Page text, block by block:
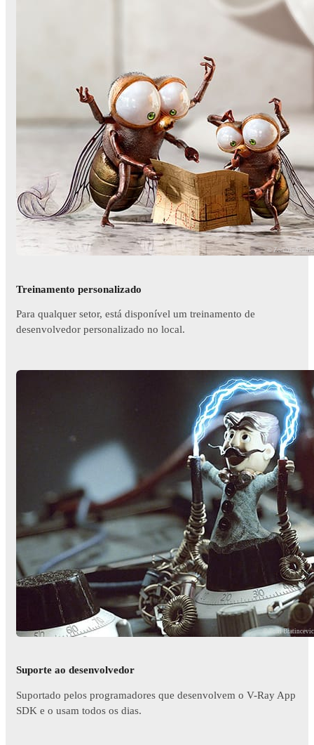
© Zombie Studio
Treinamento personalizado
Para qualquer setor, está disponível um treinamento de
desenvolvedor personalizado no local.
© Toni Bratincevic
Suporte ao desenvolvedor
Suportado pelos programadores que desenvolvem o V-Ray App
SDK e o usam todos os dias.